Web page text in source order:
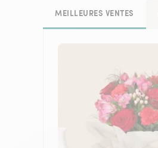
MEILLEURES VENTES